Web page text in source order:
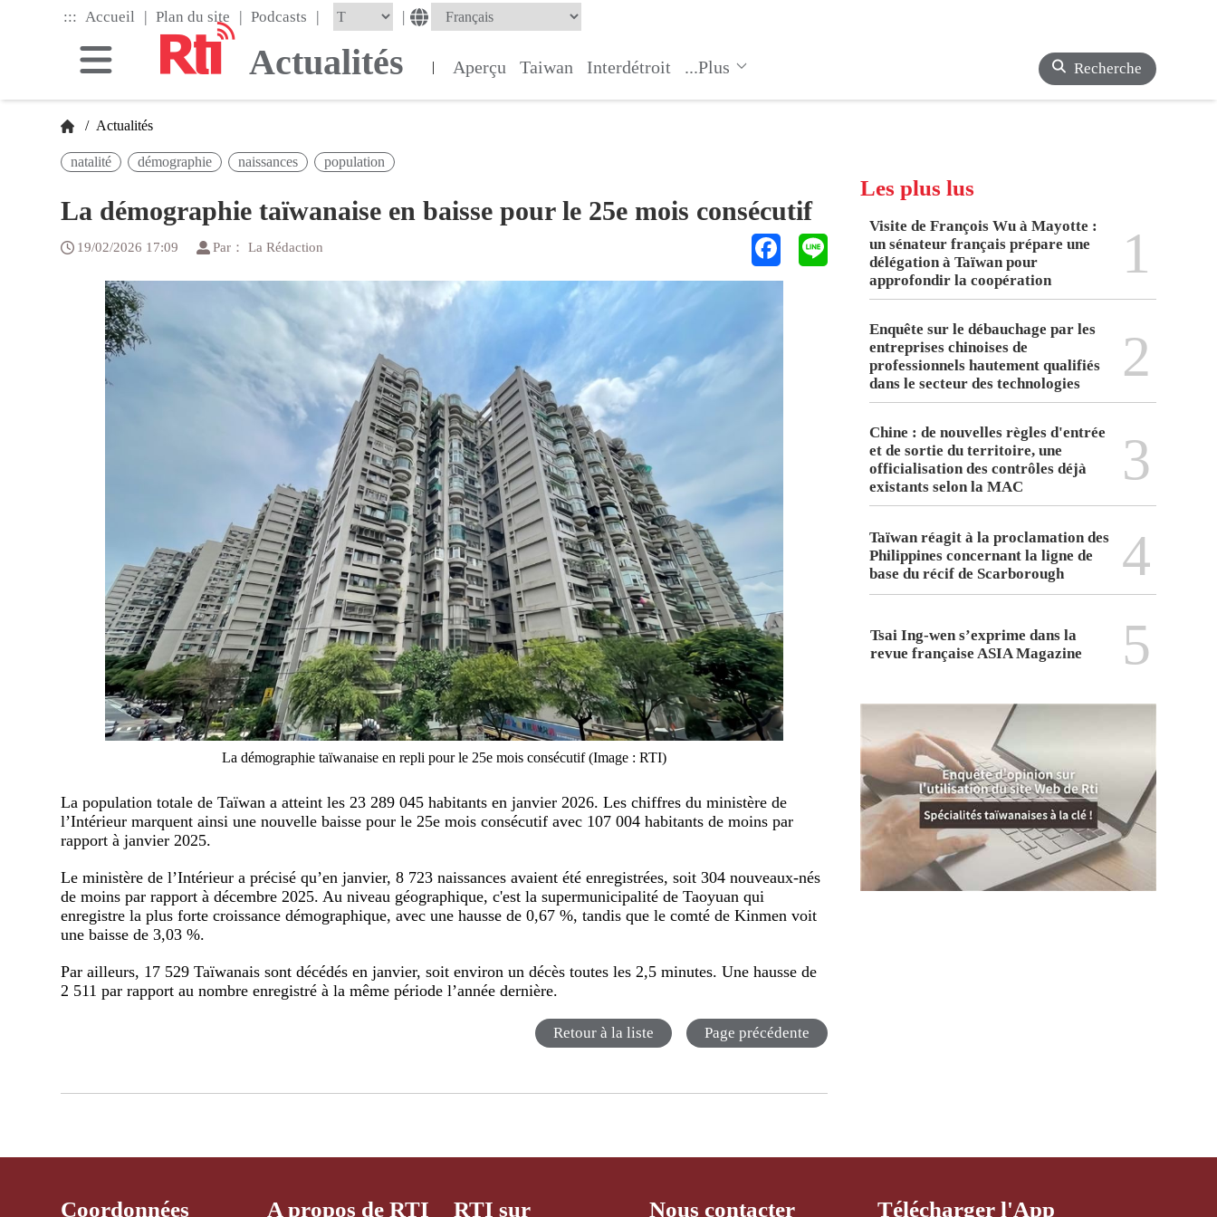
::: Accueil | Plan du site | Podcasts | |
Actualités | Aperçu Taiwan Interdétroit ...Plus Recherche
/ Actualités
natalité démographie naissances population
La démographie taïwanaise en baisse pour le 25e mois consécutif
19/02/2026 17:09 Par： La Rédaction
La démographie taïwanaise en repli pour le 25e mois consécutif (Image : RTI)
La population totale de Taïwan a atteint les 23 289 045 habitants en janvier 2026. Les chiffres du ministère de
l’Intérieur marquent ainsi une nouvelle baisse pour le 25e mois consécutif avec 107 004 habitants de moins par
rapport à janvier 2025.
Le ministère de l’Intérieur a précisé qu’en janvier, 8 723 naissances avaient été enregistrées, soit 304 nouveaux-nés
de moins par rapport à décembre 2025. Au niveau géographique, c'est la supermunicipalité de Taoyuan qui
enregistre la plus forte croissance démographique, avec une hausse de 0,67 %, tandis que le comté de Kinmen voit
une baisse de 3,03 %.
Par ailleurs, 17 529 Taïwanais sont décédés en janvier, soit environ un décès toutes les 2,5 minutes. Une hausse de
2 511 par rapport au nombre enregistré à la même période l’année dernière.
Retour à la liste Page précédente
Les plus lus
Visite de François Wu à Mayotte :
un sénateur français prépare une
délégation à Taïwan pour
approfondir la coopération
1
Enquête sur le débauchage par les
entreprises chinoises de
professionnels hautement qualifiés
dans le secteur des technologies
2
Chine : de nouvelles règles d'entrée
et de sortie du territoire, une
officialisation des contrôles déjà
existants selon la MAC
3
Taïwan réagit à la proclamation des
Philippines concernant la ligne de
base du récif de Scarborough
4
Tsai Ing-wen s’exprime dans la
revue française ASIA Magazine
5
Coordonnées A propos de RTI RTI sur Nous contacter Télécharger l'App